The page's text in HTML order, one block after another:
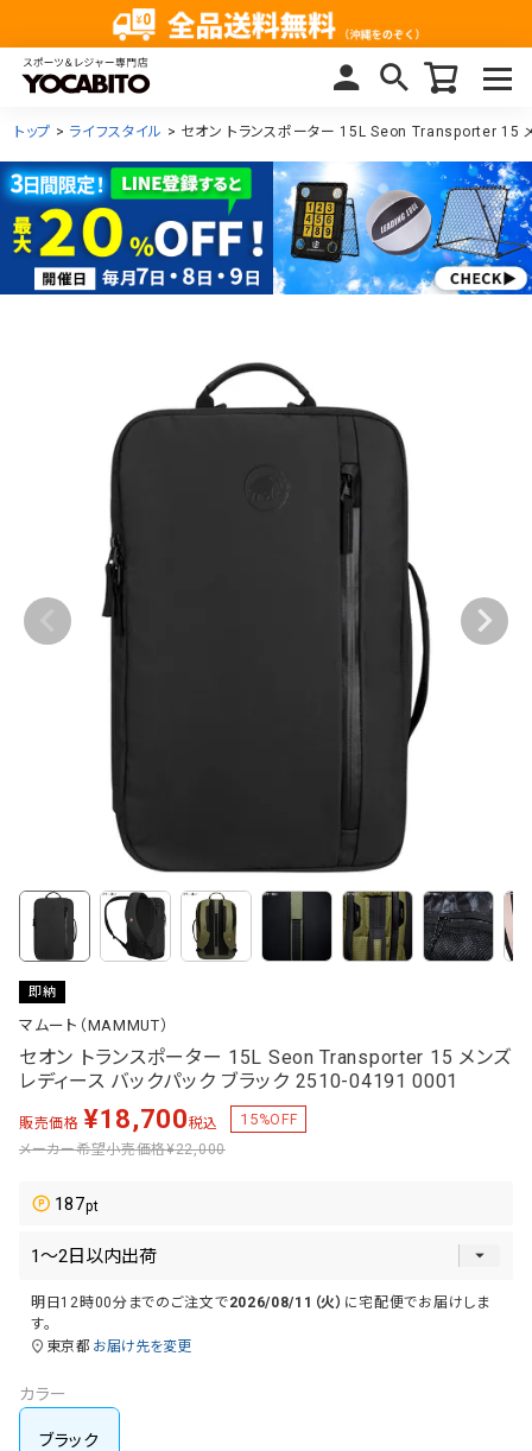
トップ ライフスタイル セオン トランスポーター 15L Seon Transporter 15
即納
マムート（MAMMUT）
セオン トランスポーター 15L Seon Transporter 15 メンズ
レディース バックパック ブラック 2510-04191 0001
販売価格 ¥18,700税込 15%OFF
メーカー希望小売価格¥22,000
187
明日12時00分 までのご注文で2026/08/11（火） に宅配便でお届けしま
す。
東京都 お届け先を変更
カラー
ブラック